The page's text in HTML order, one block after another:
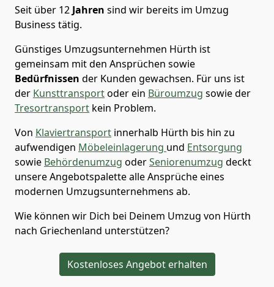
Seit über 12 Jahren sind wir bereits im Umzug
Business tätig.
Günstiges Umzugsunternehmen Hürth ist
gemeinsam mit den Ansprüchen sowie
Bedürfnissen der Kunden gewachsen. Für uns ist
der Kunsttransportoder ein Büroumzug sowie der
Tresortransport kein Problem.
Von Klaviertransport innerhalb Hürth bis hin zu
aufwendigen Möbeleinlagerung und Entsorgung
sowie Behördenumzug oderSeniorenumzug deckt
unsere Angebotspalette alle Ansprüche eines
modernen Umzugsunternehmens ab.
Wie können wir Dich bei Deinem Umzug von Hürth
nach Griechenland unterstützen?
Kostenloses Angebot erhalten